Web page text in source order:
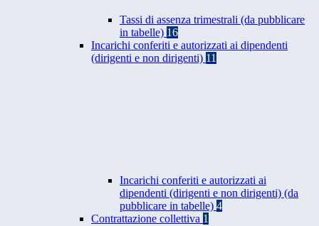
Tassi di assenza trimestrali (da pubblicare
in tabelle) 16
Incarichi conferiti e autorizzati ai dipendenti
(dirigenti e non dirigenti) 11
Incarichi conferiti e autorizzati ai
dipendenti (dirigenti e non dirigenti) (da
pubblicare in tabelle) 4
Contrattazione collettiva 1